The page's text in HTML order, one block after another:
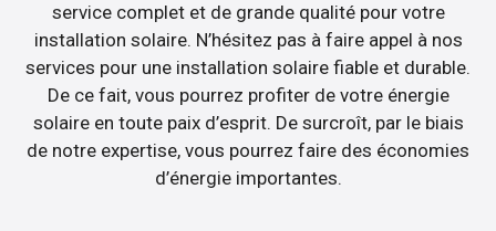
service complet et de grande qualité pour votre
installation solaire. N’hésitez pas à faire appel à nos
services pour une installation solaire fiable et durable.
De ce fait, vous pourrez profiter de votre énergie
solaire en toute paix d’esprit. De surcroît, par le biais
de notre expertise, vous pourrez faire des économies
d’énergie importantes.